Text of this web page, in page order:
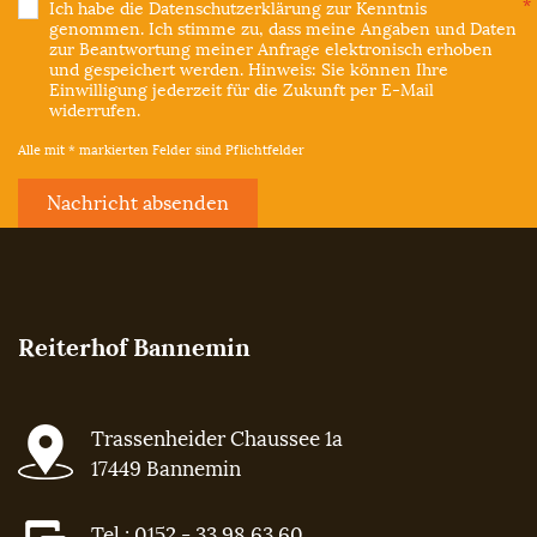
Ich habe die Datenschutzerklärungzur Kenntnis
genommen. Ich stimme zu, dass meine Angaben und Daten
zur Beantwortung meiner Anfrage elektronisch erhoben
und gespeichert werden. Hinweis: Sie können Ihre
Einwilligung jederzeit für die Zukunft per E-Mail
widerrufen.
Alle mit * markierten Felder sind Pflichtfelder
Nachricht absenden
Reiterhof Bannemin
Trassenheider Chaussee 1a
17449 Bannemin